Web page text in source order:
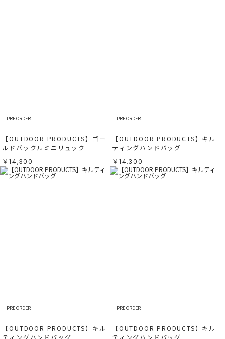
PRE ORDER
【OUTDOOR PRODUCTS】ゴー
ルドバックルミニリュック
￥14,300
PRE ORDER
【OUTDOOR PRODUCTS】キル
ティングハンドバッグ
￥14,300
PRE ORDER
【OUTDOOR PRODUCTS】キル
ティングハンドバッグ
PRE ORDER
【OUTDOOR PRODUCTS】キル
ティングハンドバッグ